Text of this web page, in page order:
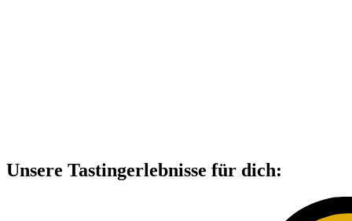
Unsere Tastingerlebnisse für dich: